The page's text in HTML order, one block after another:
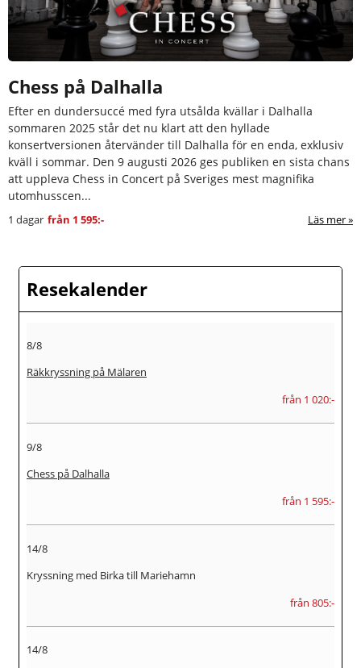
Chess på Dalhalla
Efter en dundersuccé med fyra utsålda kvällar i Dalhalla
sommaren 2025 står det nu klart att den hyllade
konsertversionen återvänder till Dalhalla för en enda, exklusiv
kväll i sommar. Den 9 augusti 2026 ges publiken en sista chans
att uppleva Chess in Concert på Sveriges mest magnifika
utomhusscen...
1 dagar från 1 595:- Läs mer
Resekalender
8/8
Räkkryssning på Mälaren
från 1 020:-
9/8
Chess på Dalhalla
från 1 595:-
14/8
Kryssning med Birka till Mariehamn
från 805:-
14/8